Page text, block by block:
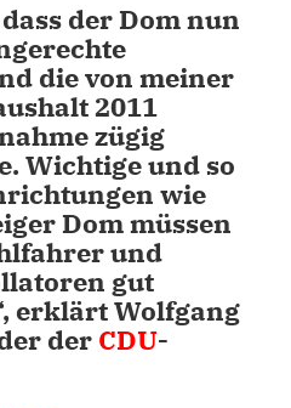
der Dom nun
die von meiner
2011
zügig
Wichtige und so
wie
Dom müssen
und
gut
erklärt Wolfgang
der CDU-